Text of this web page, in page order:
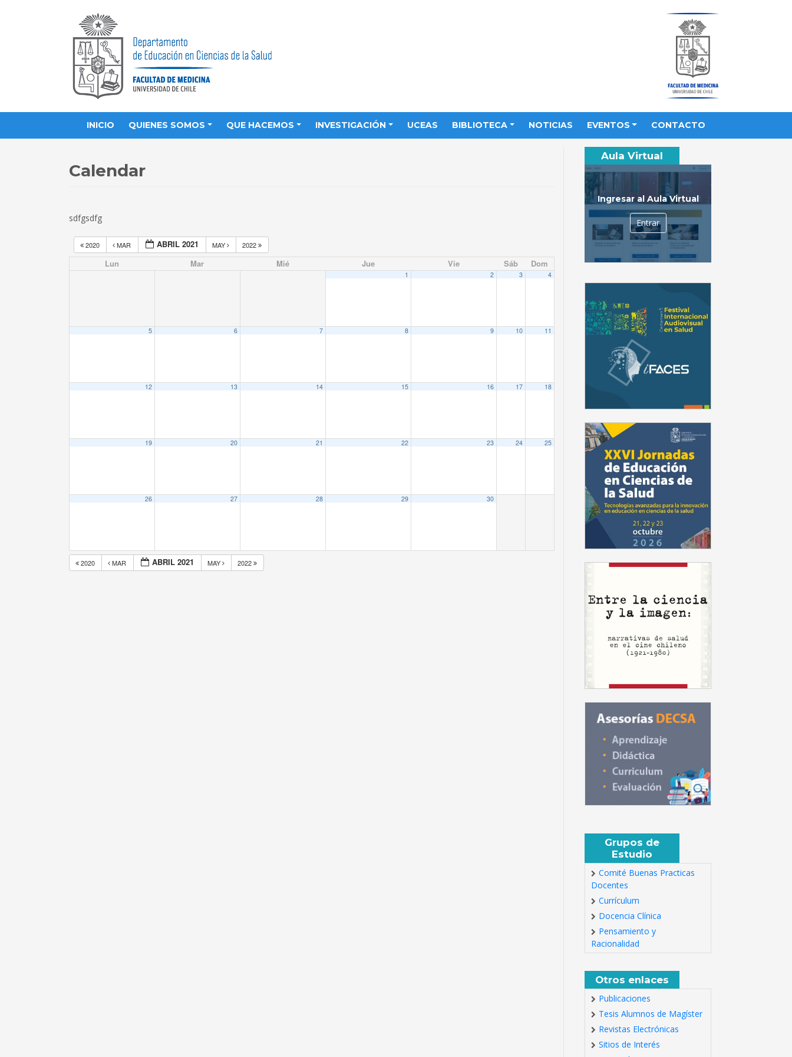
INICIO QUIENES SOMOS QUE HACEMOS INVESTIGACIÓN UCEAS BIBLIOTECA NOTICIAS EVENTOS CONTACTO
Calendar
sdfgsdfg
2020 MAR ABRIL 2021 MAY 2022
Lun Mar Mié Jue Vie Sáb Dom
1 2 3 4
5 6 7 8 9 10 11
12 13 14 15 16 17 18
19 20 21 22 23 24 25
26 27 28 29 30
2020 MAR ABRIL 2021 MAY 2022
Aula Virtual
Ingresar al Aula Virtual
Entrar
Grupos de
Estudio
Comité Buenas Practicas
Docentes
Currículum
Docencia Clínica
Pensamiento y
Racionalidad
Otros enlaces
Publicaciones
Tesis Alumnos de Magíster
Revistas Electrónicas
Sitios de Interés